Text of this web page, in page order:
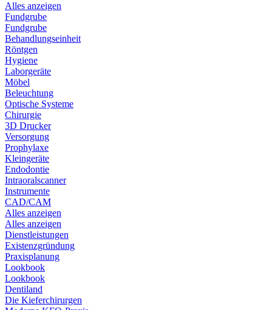
Alles anzeigen
Fundgrube
Fundgrube
Behandlungseinheit
Röntgen
Hygiene
Laborgeräte
Möbel
Beleuchtung
Optische Systeme
Chirurgie
3D Drucker
Versorgung
Prophylaxe
Kleingeräte
Endodontie
Intraoralscanner
Instrumente
CAD/CAM
Alles anzeigen
Alles anzeigen
Dienstleistungen
Existenzgründung
Praxisplanung
Lookbook
Lookbook
Dentiland
Die Kieferchirurgen